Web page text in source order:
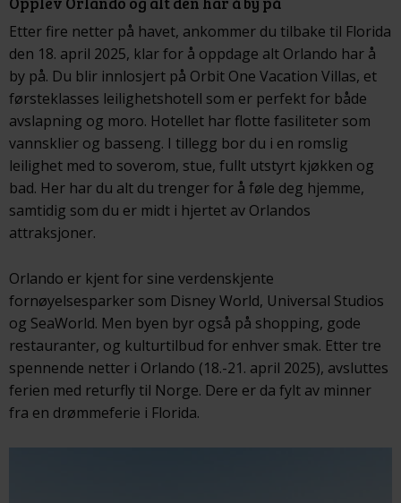
Etter fire netter på havet, ankommer du tilbake til Florida
den 18. april 2025, klar for å oppdage alt Orlando har å
by på. Du blir innlosjert på Orbit One Vacation Villas, et
førsteklasses leilighetshotell som er perfekt for både
avslapning og moro. Hotellet har flotte fasiliteter som
vannsklier og basseng. I tillegg bor du i en romslig
leilighet med to soverom, stue, fullt utstyrt kjøkken og
bad. Her har du alt du trenger for å føle deg hjemme,
samtidig som du er midt i hjertet av Orlandos
attraksjoner.
Orlando er kjent for sine verdenskjente
fornøyelsesparker som Disney World, Universal Studios
og SeaWorld. Men byen byr også på shopping, gode
restauranter, og kulturtilbud for enhver smak. Etter tre
spennende netter i Orlando (18.-21. april 2025), avsluttes
ferien med returfly til Norge. Dere er da fylt av minner
fra en drømmeferie i Florida.